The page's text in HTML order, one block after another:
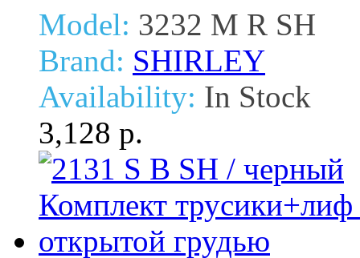
Model: 3232 M R SH
Brand: SHIRLEY
Availability: In Stock
3,128 р.